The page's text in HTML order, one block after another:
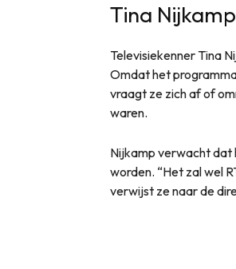
Tina
Televisiekenner Tina
Omdat het
vraagt ze zich af of
waren.
Nijkamp verwacht dat
worden. “Het zal wel
verwijst ze naar de